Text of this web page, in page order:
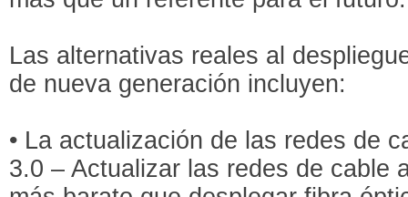
Las alternativas reales al
de nueva generación incluyen:
• La actualización de las redes de
3.0 – Actualizar las redes de cable